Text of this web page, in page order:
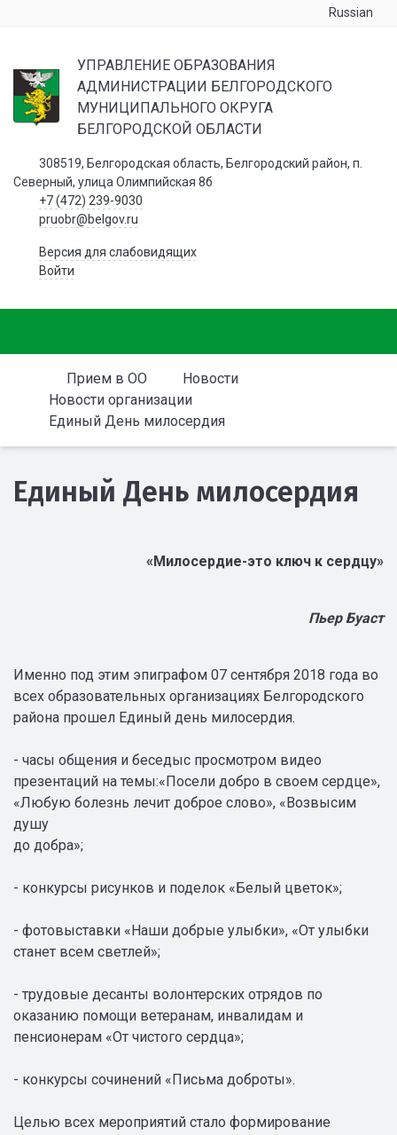
Russian
УПРАВЛЕНИЕ ОБРАЗОВАНИЯ
АДМИНИСТРАЦИИ БЕЛГОРОДСКОГО
МУНИЦИПАЛЬНОГО ОКРУГА
БЕЛГОРОДСКОЙ ОБЛАСТИ
308519, Белгородская область, Белгородский район, п.
Северный, улица Олимпийская 8б
+7 (472) 239-9030
pruobr@belgov.ru
Версия для слабовидящих
Войти
Прием в ОО
Новости
Новости организации
Единый День милосердия
Единый День милосердия
«Милосердие-это ключ к сердцу»
Пьер Буаст
Именно под этим эпиграфом 07 сентября 2018 года во
всех образовательных организациях Белгородского
района прошел Единый день милосердия.
- часы общения и беседыс просмотром видео
презентаций на темы:«Посели добро в своем сердце»,
«Любую болезнь лечит доброе слово», «Возвысим
душу
до добра»;
- конкурсы рисунков и поделок «Белый цветок»;
- фотовыставки «Наши добрые улыбки», «От улыбки
станет всем светлей»;
- трудовые десанты волонтерских отрядов по
оказанию помощи ветеранам, инвалидам и
пенсионерам «От чистого сердца»;
- конкурсы сочинений «Письма доброты».
Целью всех мероприятий стало формирование